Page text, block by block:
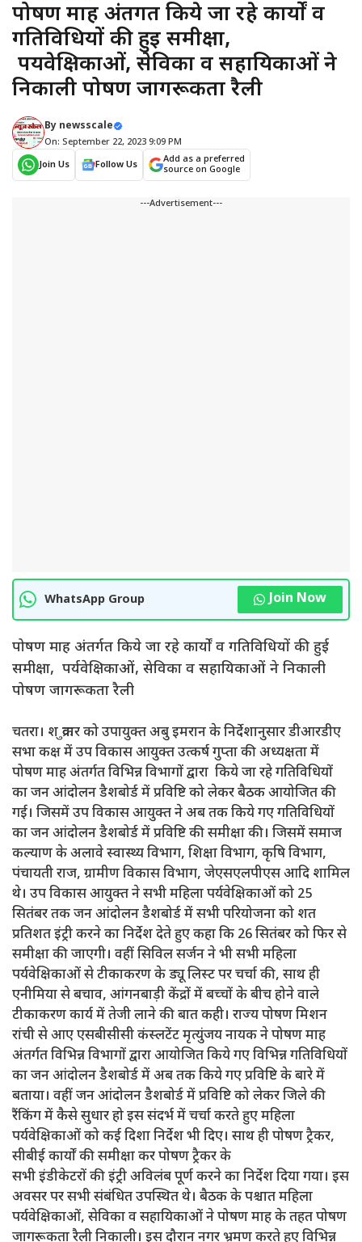
पोषण माह अंतर्गत किये जा रहे कार्यों व
गतिविधियों की हुई समीक्षा,
पर्यवेक्षिकाओं, सेविका व सहायिकाओं ने
निकाली पोषण जागरूकता रैली
By newsscale
On: September 22, 2023 9:09 PM
Join Us
Follow Us
Add as a preferred
source on Google
---Advertisement---
WhatsApp Group Join Now
पोषण माह अंतर्गत किये जा रहे कार्यों व गतिविधियों की हुई
समीक्षा, पर्यवेक्षिकाओं, सेविका व सहायिकाओं ने निकाली
पोषण जागरूकता रैली
चतरा। श ुक्रवार को उपायुक्त अबु इमरान के निर्देशानुसार डीआरडीए
सभा कक्ष में उप विकास आयुक्त उत्कर्ष गुप्ता की अध्यक्षता में
पोषण माह अंतर्गत विभिन्न विभागों द्वारा किये जा रहे गतिविधियों
का जन आंदोलन डैशबोर्ड में प्रविष्टि को लेकर बैठक आयोजित की
गई। जिसमें उप विकास आयुक्त ने अब तक किये गए गतिविधियों
का जन आंदोलन डैशबोर्ड में प्रविष्टि की समीक्षा की। जिसमें समाज
कल्याण के अलावे स्वास्थ्य विभाग, शिक्षा विभाग, कृषि विभाग,
पंचायती राज, ग्रामीण विकास विभाग, जेएसएलपीएस आदि शामिल
थे। उप विकास आयुक्त ने सभी महिला पर्यवेक्षिकाओं को 25
सितंबर तक जन आंदोलन डैशबोर्ड में सभी परियोजना को शत
प्रतिशत इंट्री करने का निर्देश देते हुए कहा कि 26 सितंबर को फिर से
समीक्षा की जाएगी। वहीं सिविल सर्जन ने भी सभी महिला
पर्यवेक्षिकाओं से टीकाकरण के ड्यू लिस्ट पर चर्चा की, साथ ही
एनीमिया से बचाव, आंगनबाड़ी केंद्रों में बच्चों के बीच होने वाले
टीकाकरण कार्य में तेजी लाने की बात कही। राज्य पोषण मिशन
रांची से आए एसबीसीसी कंस्लटेंट मृत्युंजय नायक ने पोषण माह
अंतर्गत विभिन्न विभागों द्वारा आयोजित किये गए विभिन्न गतिविधियों
का जन आंदोलन डैशबोर्ड में अब तक किये गए प्रविष्टि के बारे में
बताया। वहीं जन आंदोलन डैशबोर्ड में प्रविष्टि को लेकर जिले की
रैंकिंग में कैसे सुधार हो इस संदर्भ में चर्चा करते हुए महिला
पर्यवेक्षिकाओं को कई दिशा निर्देश भी दिए। साथ ही पोषण ट्रैकर,
सीबीई कार्यों की समीक्षा कर पोषण ट्रैकर के
सभी इंडीकेटरों की इंट्री अविलंब पूर्ण करने का निर्देश दिया गया। इस
अवसर पर सभी संबंधित उपस्थित थे। बैठक के पश्चात महिला
पर्यवेक्षिकाओं, सेविका व सहायिकाओं ने पोषण माह के तहत पोषण
जागरूकता रैली निकाली। इस दौरान नगर भ्रमण करते हुए विभिन्न